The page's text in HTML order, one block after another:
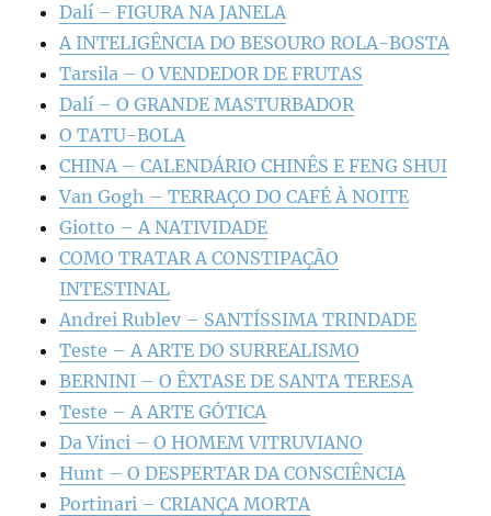
Dalí – FIGURA NA JANELA
A INTELIGÊNCIA DO BESOURO ROLA-BOSTA
Tarsila – O VENDEDOR DE FRUTAS
Dalí – O GRANDE MASTURBADOR
O TATU-BOLA
CHINA – CALENDÁRIO CHINÊS E FENG SHUI
Van Gogh – TERRAÇO DO CAFÉ À NOITE
Giotto – A NATIVIDADE
COMO TRATAR A CONSTIPAÇÃO
INTESTINAL
Andrei Rublev – SANTÍSSIMA TRINDADE
Teste – A ARTE DO SURREALISMO
BERNINI – O ÊXTASE DE SANTA TERESA
Teste – A ARTE GÓTICA
Da Vinci – O HOMEM VITRUVIANO
Hunt – O DESPERTAR DA CONSCIÊNCIA
Portinari – CRIANÇA MORTA